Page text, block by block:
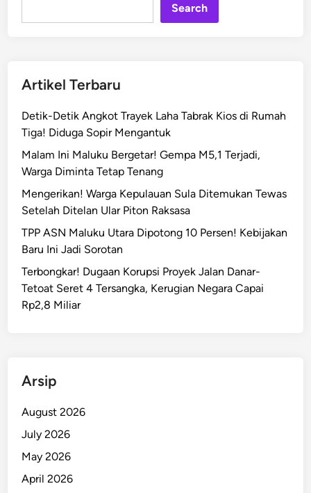
u
d
T
e
g
a
s
T
a
u
r
a
e
Search
Artikel Terbaru
Detik-Detik Angkot Trayek Laha Tabrak Kios di Rumah
Tiga! Diduga Sopir Mengantuk
Malam Ini Maluku Bergetar! Gempa M5,1 Terjadi,
Warga Diminta Tetap Tenang
Mengerikan! Warga Kepulauan Sula Ditemukan Tewas
Setelah Ditelan Ular Piton Raksasa
TPP ASN Maluku Utara Dipotong 10 Persen! Kebijakan
Baru Ini Jadi Sorotan
Terbongkar! Dugaan Korupsi Proyek Jalan Danar-
Tetoat Seret 4 Tersangka, Kerugian Negara Capai
Rp2,8 Miliar
Arsip
August 2026
July 2026
May 2026
April 2026